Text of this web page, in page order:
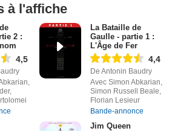
à l'affiche
2 :
4,5
La Bataille de
Gaulle - partie 1 :
L'Âge de Fer
4,4
De Antonin Baudry
Avec Simon Abkarian,
Simon Russell Beale,
Florian Lesieur
Bande-annonce
Jim Queen